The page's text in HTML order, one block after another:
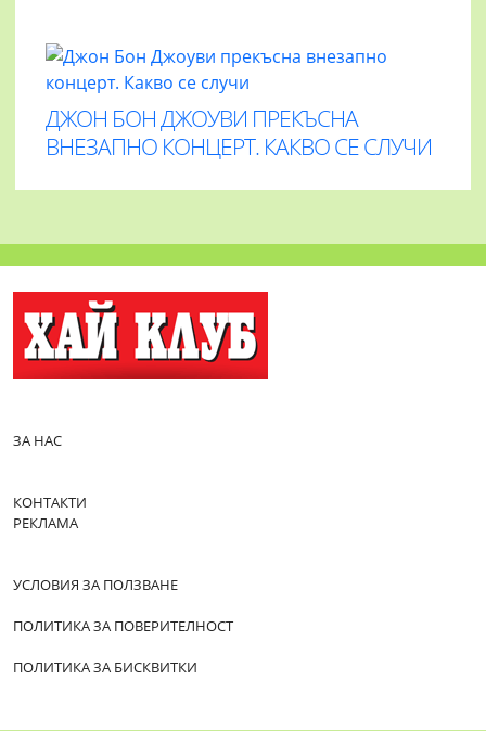
ДЖОН БОН ДЖОУВИ ПРЕКЪСНА
ВНЕЗАПНО КОНЦЕРТ. КАКВО СЕ СЛУЧИ
ЗА НАС
КОНТАКТИ
РЕКЛАМА
УСЛОВИЯ ЗА ПОЛЗВАНЕ
ПОЛИТИКА ЗА ПОВЕРИТЕЛНОСТ
ПОЛИТИКА ЗА БИСКВИТКИ